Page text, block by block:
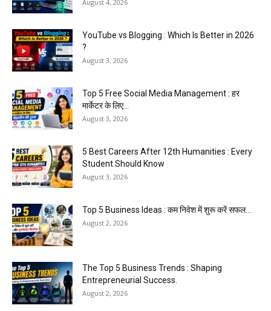
August 4, 2026
YouTube vs Blogging : Which Is Better in 2026
?
August 3, 2026
Top 5 Free Social Media Management : हर
मार्केटर के लिए...
August 3, 2026
5 Best Careers After 12th Humanities : Every
Student Should Know
August 3, 2026
Top 5 Business Ideas : कम निवेश में शुरू करें सफल...
August 2, 2026
The Top 5 Business Trends : Shaping
Entrepreneurial Success.
August 2, 2026